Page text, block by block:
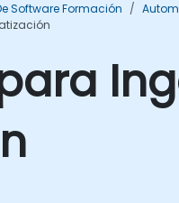
Software Formación